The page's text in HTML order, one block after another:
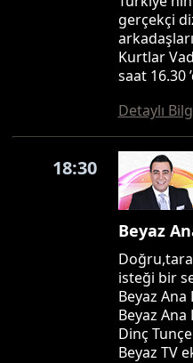
gerçekçi
Kurtlar
saat 16.30
Detaylı
18:30
Beyaz
isteği bir
Beyaz
Beyaz
Dinç
Beyaz TV